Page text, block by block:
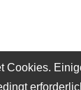
Cookies.